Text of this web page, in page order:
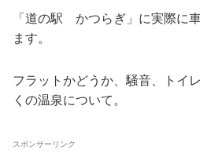
「道の駅 かつらぎ」に実際に
ます。
フラットかどうか、騒音、トイ
くの温泉について。
スポンサーリンク